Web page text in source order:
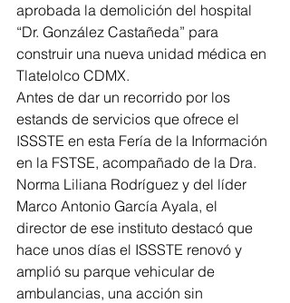
aprobada la demolición del hospital
“Dr. González Castañeda” para
construir una nueva unidad médica en
Tlatelolco CDMX.
Antes de dar un recorrido por los
estands de servicios que ofrece el
ISSSTE en esta Fería de la Información
en la FSTSE, acompañado de la Dra.
Norma Liliana Rodríguez y del líder
Marco Antonio García Ayala, el
director de ese instituto destacó que
hace unos días el ISSSTE renovó y
amplió su parque vehicular de
ambulancias, una acción sin